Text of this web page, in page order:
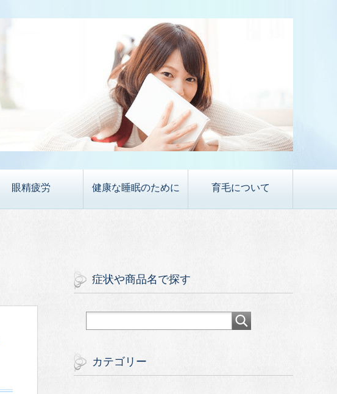
眼精疲労 健康な睡眠のために 育毛について
症状や商品名で探す
カテゴリー